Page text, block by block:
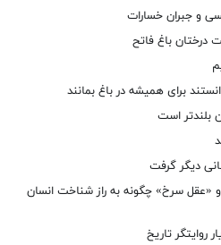
و جبران خسارات
درختان باغ فاتح
برای همیشه در باغ بمانند
بلندتر است
دیگر گرفت
«عقل سرخ» چگونه به راز شناخت انسان
تاریخ